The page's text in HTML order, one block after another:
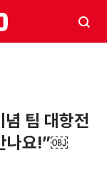
념 팀 대항전
나요!”￼